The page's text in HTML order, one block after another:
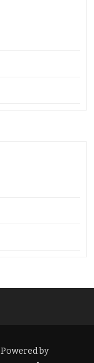
Powered by